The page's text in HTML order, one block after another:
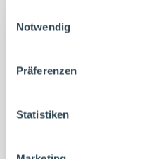
Notwendig
Präferenzen
Statistiken